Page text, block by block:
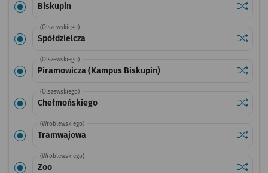
Biskupin
(Olszewskiego)
Spółdzielcza
(Olszewskiego)
Piramowicza (Kampus Biskupin)
(Olszewskiego)
Chełmońskiego
(Wróblewskiego)
Tramwajowa
(Wróblewskiego)
Zoo